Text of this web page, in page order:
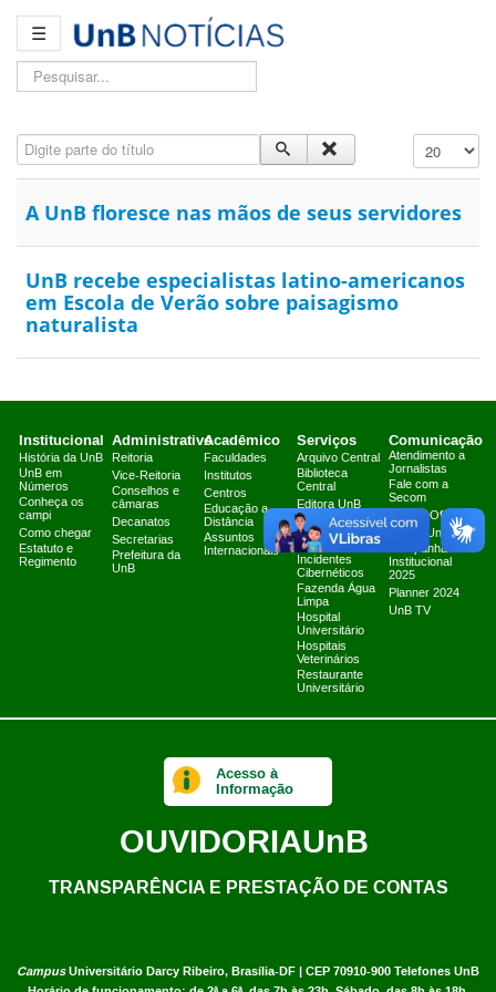
☰
Pesquisar...
Digite parte do título Exibir #
A UnB floresce nas mãos de seus servidores
UnB recebe especialistas latino-americanos
em Escola de Verão sobre paisagismo
naturalista
Institucional
História da UnB
UnB em
Números
Conheça os
campi
Como chegar
Estatuto e
Regimento
Administrativo
Reitoria
Vice-Reitoria
Conselhos e
câmaras
Decanatos
Secretarias
Prefeitura da
UnB
Acadêmico
Faculdades
Institutos
Centros
Educação a
Distância
Assuntos
Internacionais
Serviços
Arquivo Central
Biblioteca
Central
Editora UnB
Equipe de
Tratamento e
Resposta a
Incidentes
Cibernéticos
Fazenda Água
Limpa
Hospital
Universitário
Hospitais
Veterinários
Restaurante
Universitário
Comunicação
Atendimento a
Jornalistas
Fale com a
Secom
Canais Oficiais
Marca UnB
Campanha
Institucional
2025
Planner 2024
UnB TV
CampusUniversitário Darcy Ribeiro, Brasília-DF | CEP 70910-900 Telefones UnB
Acesso à
Informação
OUVIDORIAUnB
TRANSPARÊNCIA E PRESTAÇÃO DE CONTAS